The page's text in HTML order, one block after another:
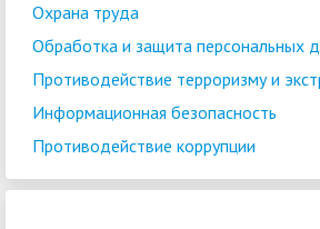
Охрана труда
Обработка и защита персональных
Противодействие терроризму и
Информационная безопасность
Противодействие коррупции